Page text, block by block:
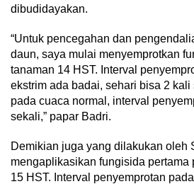
dibudidayakan.
“Untuk pencegahan dan
daun, saya mulai menyemprotkan
tanaman 14 HST. Interval
ekstrim ada badai, sehari bisa 2 kali
pada cuaca normal, interval
sekali,” papar Badri.
Demikian juga yang dilakukan oleh
mengaplikasikan fungisida pertama
15 HST. Interval penyemprotan